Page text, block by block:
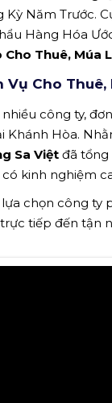
Kỳ Năm Trước.
Hàng Hóa
Cho Thuê, Múa
Vụ Cho
công ty,
Khánh Hòa.
Sa Việt đã tổng
có kinh nghiệm
lựa chọn công ty
tiếp đến tận